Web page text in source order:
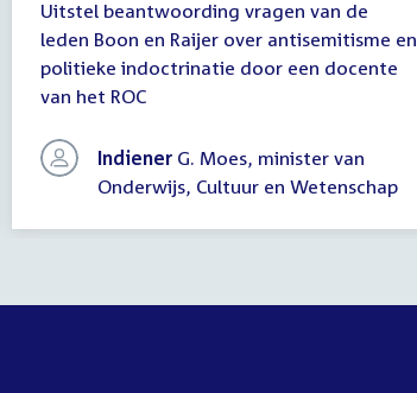
Mededeling
(uitstel
antwoord)
Uitstel beantwoording vragen van de
leden Boon en Raijer over antisemitisme en
politieke indoctrinatie door een docente
van het ROC
Indiener G. Moes, minister van
Onderwijs, Cultuur en Wetenschap